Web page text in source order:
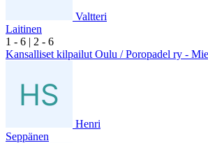
Valtteri
Laitinen
1 - 6 | 2 - 6
Kansalliset kilpailut Oulu / Poropadel ry -
Henri
Seppänen